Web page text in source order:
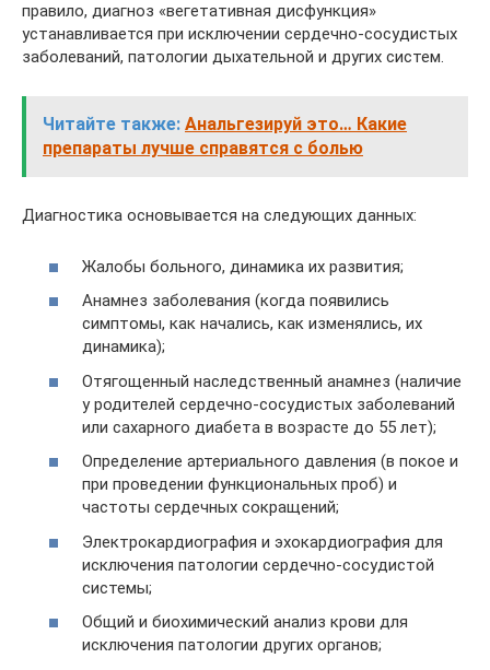
правило, диагноз «вегетативная дисфункция»
устанавливается при исключении сердечно-сосудистых
заболеваний, патологии дыхательной и других систем.
Читайте также: Анальгезируй это… Какие
препараты лучше справятся с болью
Диагностика основывается на следующих данных:
Жалобы больного, динамика их развития;
Анамнез заболевания (когда появились
симптомы, как начались, как изменялись, их
динамика);
Отягощенный наследственный анамнез (наличие
у родителей сердечно-сосудистых заболеваний
или сахарного диабета в возрасте до 55 лет);
Определение артериального давления (в покое и
при проведении функциональных проб) и
частоты сердечных сокращений;
Электрокардиография и эхокардиография для
исключения патологии сердечно-сосудистой
системы;
Общий и биохимический анализ крови для
исключения патологии других органов;